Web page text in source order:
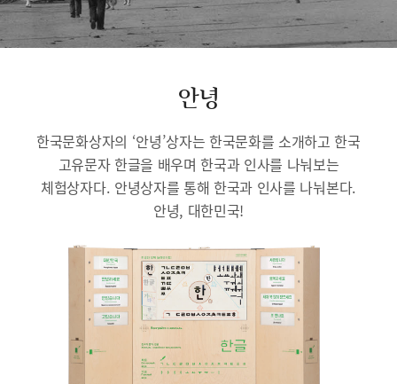
안녕
한국문화상자의 ‘안녕’상자는 한국문화를 소개하고 한국
고유문자 한글을 배우며 한국과 인사를 나눠보는
체험상자다. 안녕상자를 통해 한국과 인사를 나눠본다.
안녕, 대한민국!